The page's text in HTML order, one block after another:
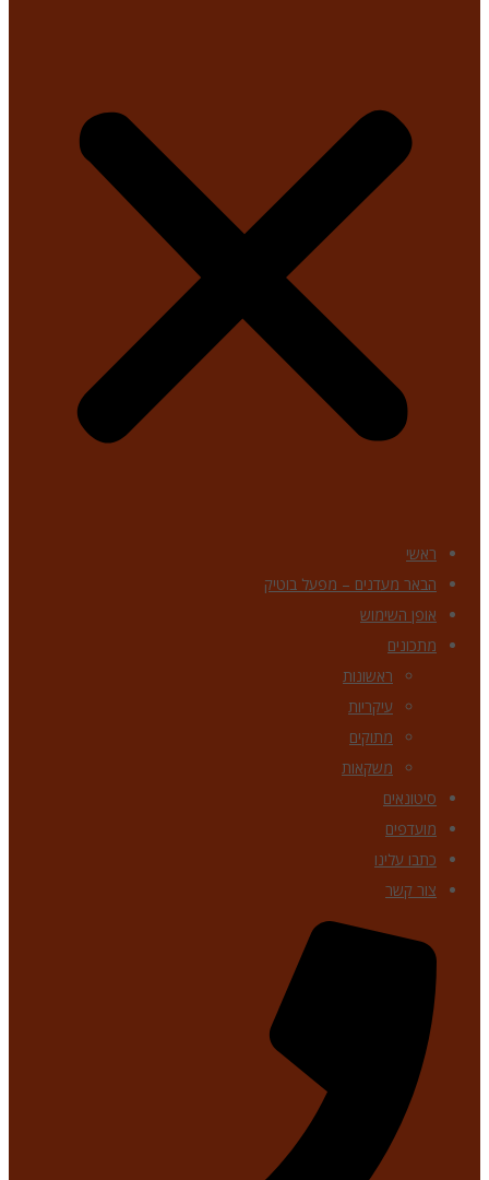
ראשי
הבאר מעדנים – מפעל בוטיק
אופן השימוש
מתכונים
ראשונות
עיקריות
מתוקים
משקאות
סיטונאים
מועדפים
כתבו עלינו
צור קשר